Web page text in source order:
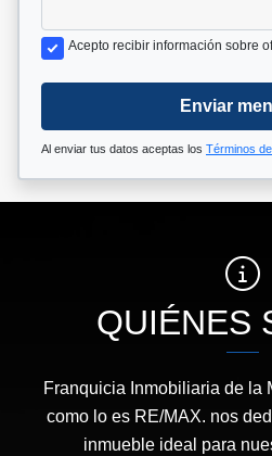
Acepto recibir información sobre
Enviar
Al enviar tus datos aceptas los Términos
QUIÉNES
Franquicia Inmobiliaria de la
como lo es RE/MAX. nos
inmueble ideal para